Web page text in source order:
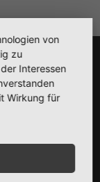
von
zu
Interessen
Wirkung für